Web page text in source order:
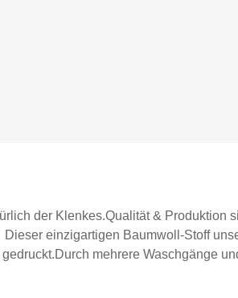
der Klenkes.Qualität & Produktion
einzigartigen Baumwoll-Stoff
mehrere Waschgänge
Meter = 34,90 €.Breite ca. 158